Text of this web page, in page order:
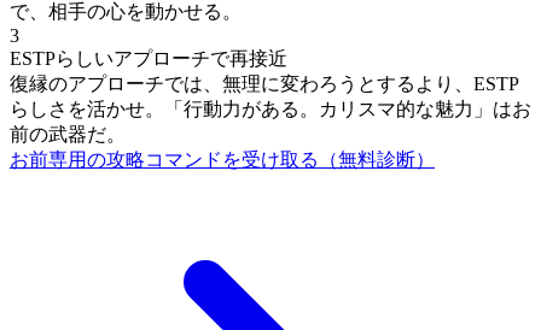
で、相手の心を動かせる。
3
ESTPらしいアプローチで再接近
復縁のアプローチでは、無理に変わろうとするより、ESTP
らしさを活かせ。「行動力がある。カリスマ的な魅力」はお
前の武器だ。
お前専用の攻略コマンドを受け取る（無料診断）